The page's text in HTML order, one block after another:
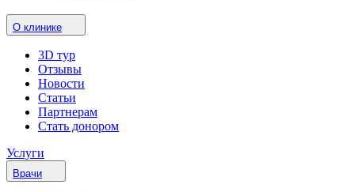
О клинике
3D тур
Отзывы
Новости
Статьи
Партнерам
Стать донором
Услуги
Врачи